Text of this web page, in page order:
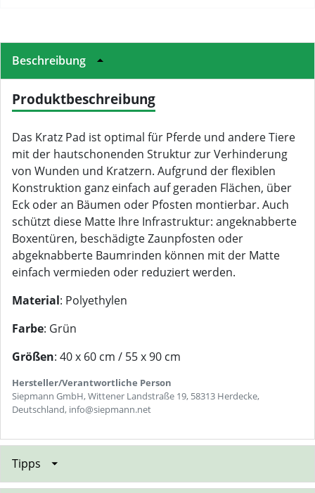
Beschreibung
Produktbeschreibung
Das Kratz Pad ist optimal für Pferde und andere Tiere
mit der hautschonenden Struktur zur Verhinderung
von Wunden und Kratzern. Aufgrund der flexiblen
Konstruktion ganz einfach auf geraden Flächen, über
Eck oder an Bäumen oder Pfosten montierbar. Auch
schützt diese Matte Ihre Infrastruktur: angeknabberte
Boxentüren, beschädigte Zaunpfosten oder
abgeknabberte Baumrinden können mit der Matte
einfach vermieden oder reduziert werden.
Material: Polyethylen
Farbe: Grün
Größen: 40 x 60 cm / 55 x 90 cm
Hersteller/Verantwortliche Person
Siepmann GmbH, Wittener Landstraße 19, 58313 Herdecke,
Deutschland, info@siepmann.net
Tipps